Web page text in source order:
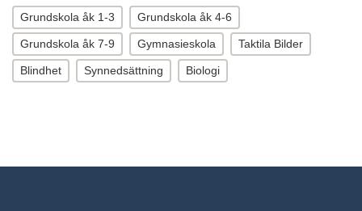
Grundskola åk 1-3 Grundskola åk 4-6
Grundskola åk 7-9 Gymnasieskola Taktila Bilder
Blindhet Synnedsättning Biologi